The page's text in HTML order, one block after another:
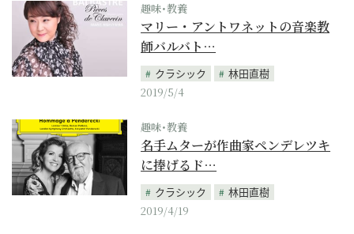
趣味･教養
マリー・アントワネットの音楽教
師バルバト…
クラシック
林田直樹
2019/5/4
趣味･教養
名手ムターが作曲家ペンデレツキ
に捧げるド…
クラシック
林田直樹
2019/4/19